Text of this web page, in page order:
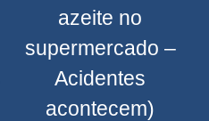
azeite no
supermercado –
Acidentes
acontecem)